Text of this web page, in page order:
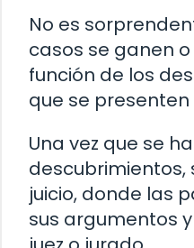
No es
casos se ganen
función de los
que se
Una vez que se
descubrimientos,
juicio, donde las
sus argumentos